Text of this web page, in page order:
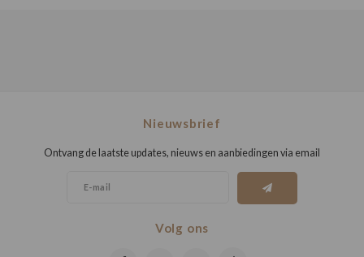
Nieuwsbrief
Ontvang de laatste updates, nieuws en aanbiedingen via email
Volg ons